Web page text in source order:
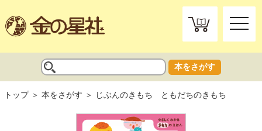
toggle
本をさがす
トップ 本をさがす じぶんのきもち ともだちのきもち